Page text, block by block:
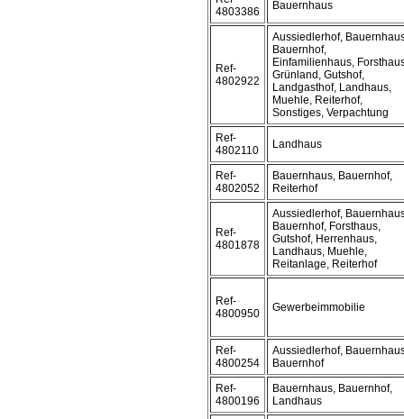
4803386
Bauernhaus
Ref-
4802922
Aussiedlerhof,
Bauernhof,
Einfamilienhaus,
Grünland, Gutshof,
Landgasthof, Landhaus,
Muehle, Reiterhof,
Sonstiges, Verpachtung
Ref-
4802110
Landhaus
Ref-
4802052
Bauernhaus, Bauernhof,
Reiterhof
Ref-
4801878
Aussiedlerhof,
Bauernhof, Forsthaus,
Gutshof, Herrenhaus,
Landhaus, Muehle,
Reitanlage, Reiterhof
Ref-
4800950
Gewerbeimmobilie
Ref-
4800254
Aussiedlerhof,
Bauernhof
Ref-
4800196
Bauernhaus, Bauernhof,
Landhaus